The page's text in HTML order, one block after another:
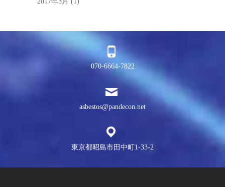
070-6664-7822
asbestos@pandecon.net
東京都昭島市田中町1-33-2